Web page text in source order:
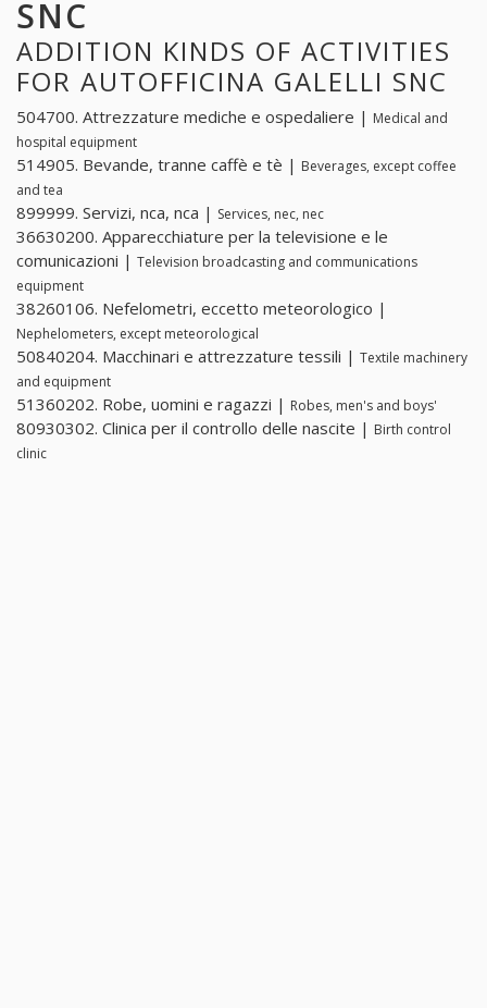
SNC
ADDITION KINDS OF ACTIVITIES
FOR AUTOFFICINA GALELLI SNC
504700. Attrezzature mediche e ospedaliere | Medical and
hospital equipment
514905. Bevande, tranne caffè e tè | Beverages, except coffee
and tea
899999. Servizi, nca, nca | Services, nec, nec
36630200. Apparecchiature per la televisione e le
comunicazioni | Television broadcasting and communications
equipment
38260106. Nefelometri, eccetto meteorologico |
Nephelometers, except meteorological
50840204. Macchinari e attrezzature tessili | Textile machinery
and equipment
51360202. Robe, uomini e ragazzi | Robes, men's and boys'
80930302. Clinica per il controllo delle nascite | Birth control
clinic